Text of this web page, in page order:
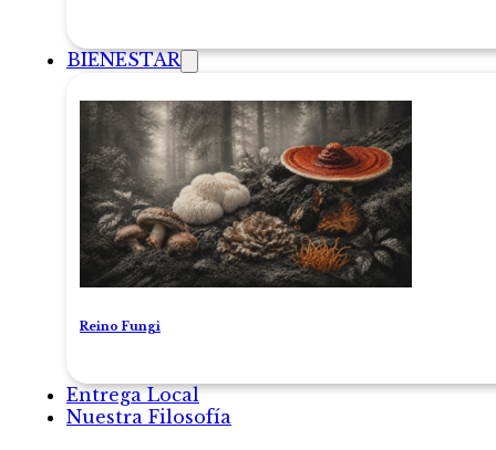
BIENESTAR
Reino Fungi
Entrega Local
Nuestra Filosofía